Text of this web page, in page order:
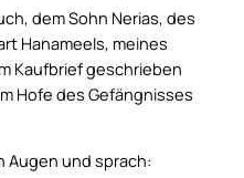
dem Sohn Nerias, des
Hanameels, meines
Kaufbrief geschrieben
Hofe des Gefängnisses
Augen und sprach: